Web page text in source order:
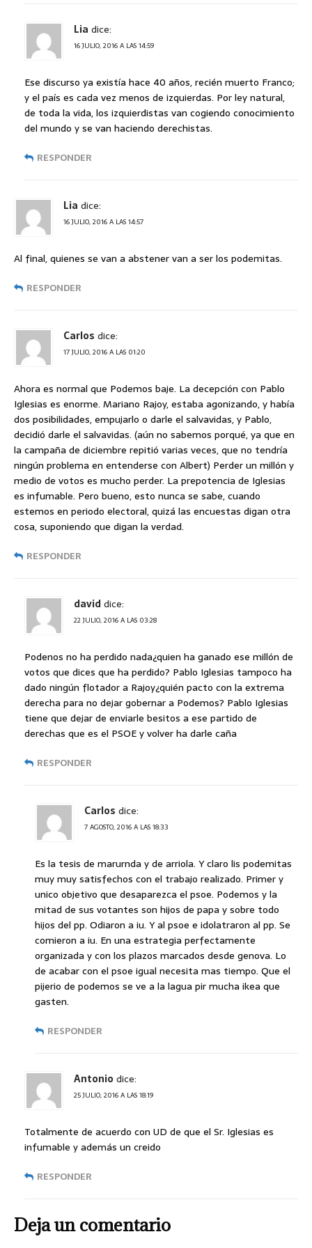
Lia dice:
16 JULIO, 2016 A LAS 14:59
Ese discurso ya existía hace 40 años, recién muerto Franco;
y el país es cada vez menos de izquierdas. Por ley natural,
de toda la vida, los izquierdistas van cogiendo conocimiento
del mundo y se van haciendo derechistas.
RESPONDER
Lia dice:
16 JULIO, 2016 A LAS 14:57
Al final, quienes se van a abstener van a ser los podemitas.
RESPONDER
Carlos dice:
17 JULIO, 2016 A LAS 01:20
Ahora es normal que Podemos baje. La decepción con Pablo
Iglesias es enorme. Mariano Rajoy, estaba agonizando, y había
dos posibilidades, empujarlo o darle el salvavidas, y Pablo,
decidió darle el salvavidas. (aún no sabemos porqué, ya que en
la campaña de diciembre repitió varias veces, que no tendría
ningún problema en entenderse con Albert) Perder un millón y
medio de votos es mucho perder. La prepotencia de Iglesias
es infumable. Pero bueno, esto nunca se sabe, cuando
estemos en periodo electoral, quizá las encuestas digan otra
cosa, suponiendo que digan la verdad.
RESPONDER
daviddice:
22 JULIO, 2016 A LAS 03:28
Podenos no ha perdido nada¿quien ha ganado ese millón de
votos que dices que ha perdido? Pablo Iglesias tampoco ha
dado ningún flotador a Rajoy¿quién pacto con la extrema
derecha para no dejar gobernar a Podemos? Pablo Iglesias
tiene que dejar de enviarle besitos a ese partido de
derechas que es el PSOE y volver ha darle caña
RESPONDER
Carlos dice:
7 AGOSTO, 2016 A LAS 18:33
Es la tesis de marurnda y de arriola. Y claro lis podemitas
muy muy satisfechos con el trabajo realizado. Primer y
unico objetivo que desaparezca el psoe. Podemos y la
mitad de sus votantes son hijos de papa y sobre todo
hijos del pp. Odiaron a iu. Y al psoe e idolatraron al pp. Se
comieron a iu. En una estrategia perfectamente
organizada y con los plazos marcados desde genova. Lo
de acabar con el psoe igual necesita mas tiempo. Que el
pijerio de podemos se ve a la lagua pir mucha ikea que
gasten.
RESPONDER
Antonio dice:
25 JULIO, 2016 A LAS 18:19
Totalmente de acuerdo con UD de que el Sr. Iglesias es
infumable y además un creido
RESPONDER
Deja un comentario